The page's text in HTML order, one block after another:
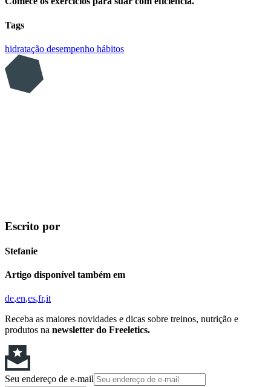
Tags
hidratação desempenho hábitos
Escrito por
Stefanie
Artigo disponível também em
de en es fr it
Receba as maiores novidades e dicas sobre treinos, nutrição e
produtos na newsletter do Freeletics.
Seu endereço de e-mail